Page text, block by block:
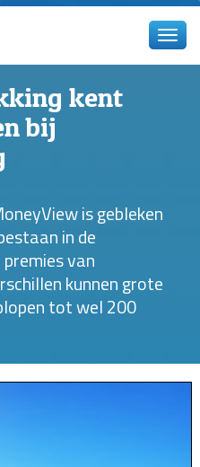
kent
bij
is gebleken
in de
van
kunnen grote
tot wel 200